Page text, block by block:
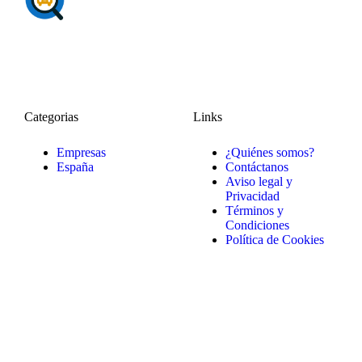
Categorias
Empresas
España
Links
¿Quiénes somos?
Contáctanos
Aviso legal y
Privacidad
Términos y
Condiciones
Política de Cookies